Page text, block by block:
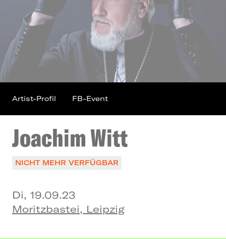
Joachim Witt
NICHT MEHR VERFÜGBAR
Di, 19.09.23
Moritzbastei, Leipzig
Artist-Profil FB-Event